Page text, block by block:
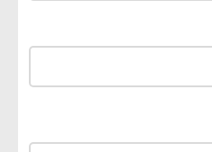
ويوسف الصديق